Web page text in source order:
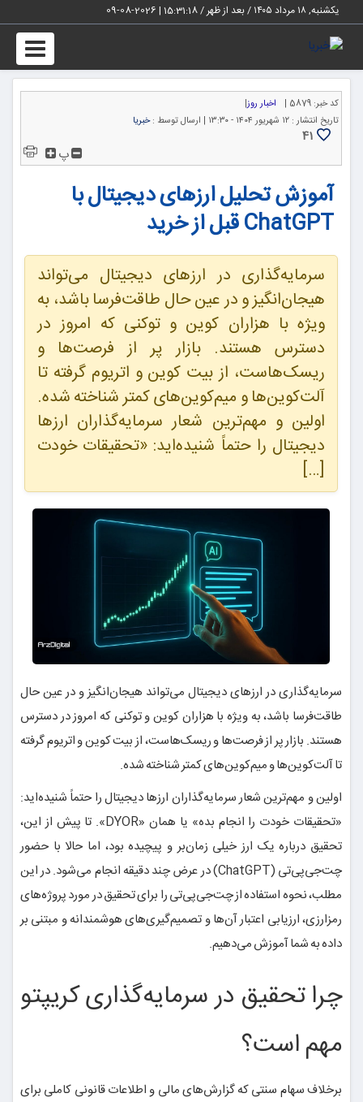
یکشنبه, ۱۸ مرداد ۱۴۰۵ / بعد از ظهر / 15:31:19
|
2026-08-09
کد خبر: 5879 | اخبار روز|
تاریخ انتشار : ۱۲ شهریور ۱۴۰۴ - ۱۳:۳۰ | ارسال توسط :خبریا
41
پ
آموزش تحلیل ارزهای دیجیتال با
ChatGPT قبل از خرید
سرمایه‌گذاری در ارزهای دیجیتال می‌تواند
هیجان‌انگیز و در عین حال طاقت‌فرسا باشد، به
ویژه با هزاران کوین و توکنی که امروز در
دسترس هستند. بازار پر از فرصت‌ها و
ریسک‌هاست، از بیت کوین و اتریوم گرفته تا
آلت‌کوین‌ها و میم‌کوین‌های کمتر شناخته شده.
اولین و مهم‌ترین شعار سرمایه‌گذاران ارزها
دیجیتال را حتماً شنیده‌اید: «تحقیقات خودت
[…]
سرمایه‌گذاری در ارزهای دیجیتال می‌تواند هیجان‌انگیز و در عین حال
طاقت‌فرسا باشد، به ویژه با هزاران کوین و توکنی که امروز در دسترس
هستند. بازار پر از فرصت‌ها و ریسک‌هاست، از بیت کوین و اتریوم گرفته
تا آلت‌کوین‌ها و میم‌کوین‌های کمتر شناخته شده.
اولین و مهم‌ترین شعار سرمایه‌گذاران ارزها دیجیتال را حتماً شنیده‌اید:
«تحقیقات خودت را انجام بده» یا همان «DYOR». تا پیش از این،
تحقیق درباره یک ارز خیلی زمان‌بر و پیچیده بود، اما حالا با حضور
چت‌جی‌پی‌تی (ChatGPT) در عرض چند دقیقه انجام می‌شود. در این
مطلب، نحوه استفاده از چت‌جی‌پی‌تی را برای تحقیق در مورد پروژه‌های
رمزارزی، ارزیابی اعتبار آن‌ها و تصمیم‌گیری‌های هوشمندانه و مبتنی بر
داده به شما آموزش می‌دهیم.
چرا تحقیق در سرمایه‌گذاری کریپتو
مهم است؟
برخلاف سهام سنتی که گزارش‌های مالی و اطلاعات قانونی کاملی برای